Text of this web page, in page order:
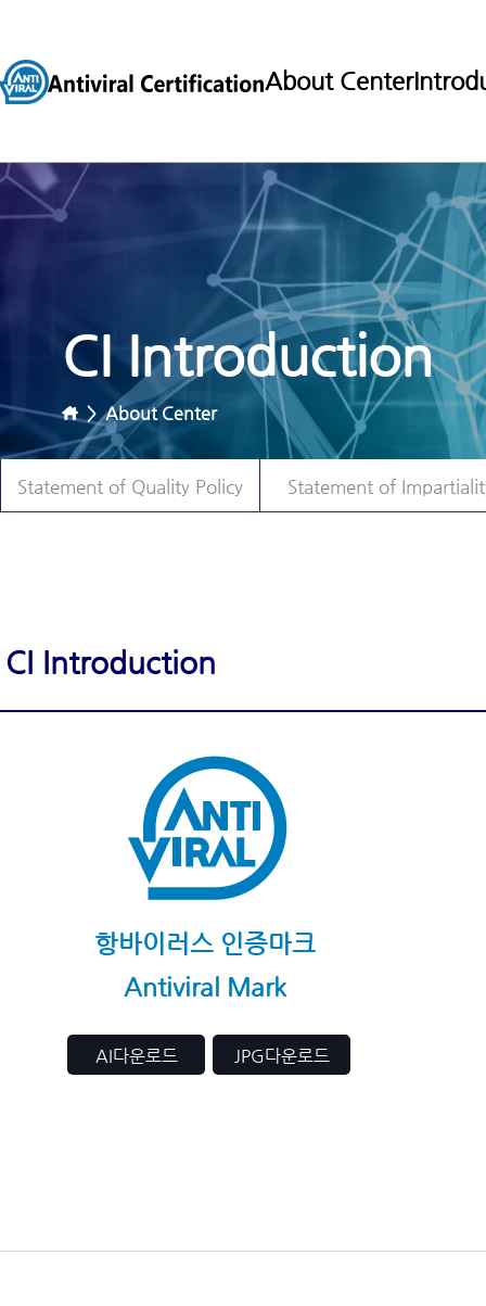
About Center
CI Introduction
>About Center
Statement of Quality Policy Statement of
CI Introduction
항바이러스 인증마크
Antiviral Mark